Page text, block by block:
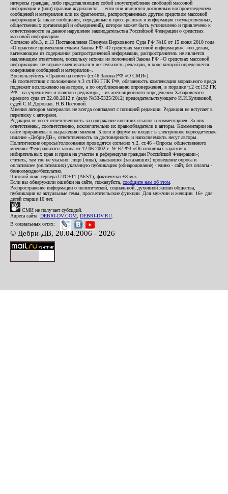
интересы граждан, либо представляющих собой злоупотребление свободой массовой
информации и (или) правами журналиста: ...если они являются дословным воспроизведением
сообщений и материалов или их фрагментов, распространенных другим средством массовой
информации (а также сообщения, переданные в пресс-релизах и информация государственных,
общественных организаций и объединений), которое может быть установлено и привлечено к
ответственности за данное нарушение законодательства Российской Федерации о средствах
массовой информации».
Согласно абз.3, п.13 Постановления Пленума Верховного Суда РФ №16 от 15 июня 2010 года
«О практике применения судами Закона РФ «О средствах массовой информации», «по делам,
вытекающим из содержания распространенной информации, распространитель не является
надлежащим ответчиком, поскольку исходя из положений Закона РФ «О средствах массовой
информации» не вправе вмешиваться в деятельность редакции, в ходе которой определяется
содержание сообщений и материалов».
Воспользуйтесь «Правом на ответ» (ст.46 Закона РФ «О СМИ»).
«В соответствии с положением ч.3 ст.196 ГПК РФ, обязанность компенсации морального вреда
подлежит возложению на авторов, а по опубликованию опровержения, в порядке ч.2 ст.152 ГК
РФ - на учредителя и главного редактор», - из апелляционного определения Хабаровского
краевого суда от 22.08.2012 г. (дело №33-5325/2012) председательствующего И.И.Куликовой,
судей С.И.Дорожко, Н.В.Пестовой.
Мнения авторов материалов не всегда совпадают с позицией редакции. Редакция не вступает в
переписку с авторами.
Редакция не несет ответственность за содержание внешних ссылок и комментариев. За них
ответственны, соответственно, исключительно их правообладатели и авторы. Комментарии на
сайте приравнены к выражению мнения. Блоги и форум не входят в электронное периодическое
издание «Дебри-ДВ», ответственность за достоверность и наполняемость несут авторы.
Политические опросы/голосования проводятся согласно ч.2. ст.46 «Опросы общественного
мнения» Федерального закона от 12.06.2002 г. № 67-ФЗ «Об основных гарантиях
избирательных прав и права на участие в референдуме граждан Российской Федерации»;
считать, там где не указано: лицо (лица), заказавшее (заказавших) проведение опроса и
оплатившее (оплативших) указанную публикацию (обнародование) - едино - сайт, без оплаты -
безвозмездно/бесплатно.
Часовой пояс сервера UTC+11 (AEST), фактически +8 мск.
Если вы обнаружили ошибки на сайте, пожалуйста, сообщите нам об этом
Распространение информации о политической, социальной, духовной жизни общества,
публикации на актуальные темы, просветительские функции. Для мужчин и женщин. 16+ для
детей старше 16 лет.
СМИ не получает субсидий.
Адреса сайта: DEBRI-DV.COM DEBRI-DV.RU
В социальных сетях:
© Дебри-ДВ, 20.04.2006 - 2026